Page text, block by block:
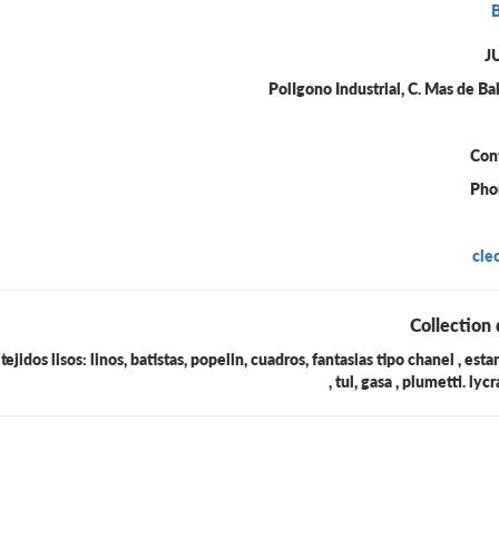
PolIgono Industrial, C. Mas de
Collection
tejidos lisos: linos, batistas, popelin, cuadros, fantasias tipo chanel ,
, tul, gasa , plumetti.